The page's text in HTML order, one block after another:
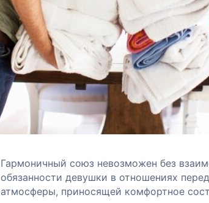
Гармоничный союз невозможен без
обязанности девушки в отношениях
атмосферы, приносящей комфортное